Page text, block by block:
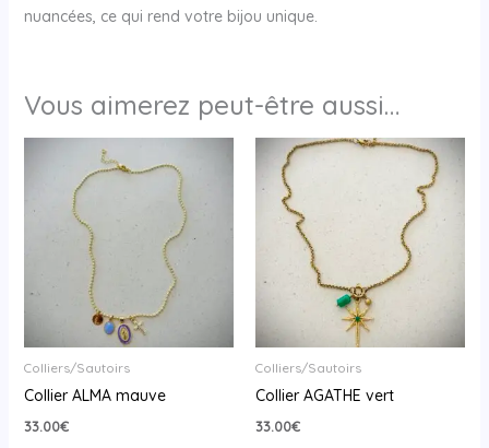
nuancées, ce qui rend votre bijou unique.
Vous aimerez peut-être aussi…
Colliers/Sautoirs
Collier ALMA mauve
33.00€
Colliers/Sautoirs
Collier AGATHE vert
33.00€